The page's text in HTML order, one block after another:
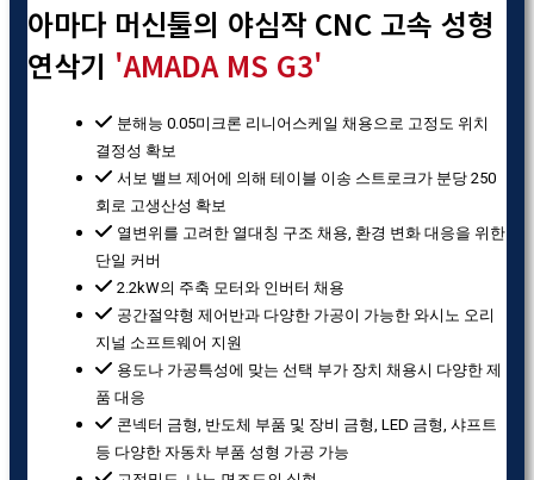
아마다 머신툴의 야심작 CNC 고속 성형
연삭기 'AMADA MS G3'
분해능 0.05미크론 리니어스케일 채용으로 고정도 위치
결정성 확보
서보 밸브 제어에 의해 테이블 이송 스트로크가 분당 250
회로 고생산성 확보
열변위를 고려한 열대칭 구조 채용, 환경 변화 대응을 위한
단일 커버
2.2kW의 주축 모터와 인버터 채용
공간절약형 제어반과 다양한 가공이 가능한 와시노 오리
지널 소프트웨어 지원
용도나 가공특성에 맞는 선택 부가 장치 채용시 다양한 제
품 대응
콘넥터 금형, 반도체 부품 및 장비 금형, LED 금형, 샤프트
등 다양한 자동차 부품 성형 가공 가능